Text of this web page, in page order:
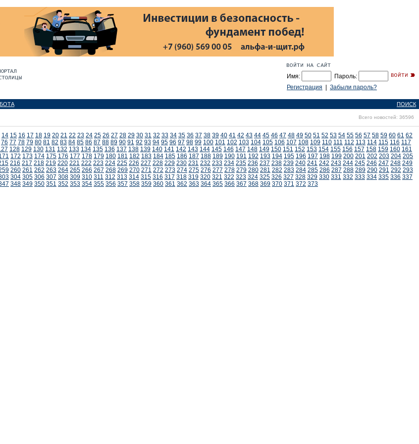
Имя:
Пароль:
Регистрация
Забыли пароль?
ПОИСК
Всего новостей: 36596
14 15 16 17 18 19 20 21 22 23 24 25 26 27 28 29 30 31 32 33 34 35 36 37 38 39 40 41 42 43 44 45 46 47 48 49 50 51 52 53 54 55 56 57 58 59 60 61 62
76 77 78 79 80 81 82 83 84 85 86 87 88 89 90 91 92 93 94 95 96 97 98 99 100 101 102 103 104 105 106 107 108 109 110 111 112 113 114 115 116 117
128 129 130 131 132 133 134 135 136 137 138 139 140 141 142 143 144 145 146 147 148 149 150 151 152 153 154 155 156 157 158 159 160 161
172 173 174 175 176 177 178 179 180 181 182 183 184 185 186 187 188 189 190 191 192 193 194 195 196 197 198 199 200 201 202 203 204 205
216 217 218 219 220 221 222 223 224 225 226 227 228 229 230 231 232 233 234 235 236 237 238 239 240 241 242 243 244 245 246 247 248 249
260 261 262 263 264 265 266 267 268 269 270 271 272 273 274 275 276 277 278 279 280 281 282 283 284 285 286 287 288 289 290 291 292 293
304 305 306 307 308 309 310 311 312 313 314 315 316 317 318 319 320 321 322 323 324 325 326 327 328 329 330 331 332 333 334 335 336 337
348 349 350 351 352 353 354 355 356 357 358 359 360 361 362 363 364 365 366 367 368 369 370 371 372 373